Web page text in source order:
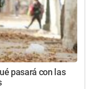
pasará con las